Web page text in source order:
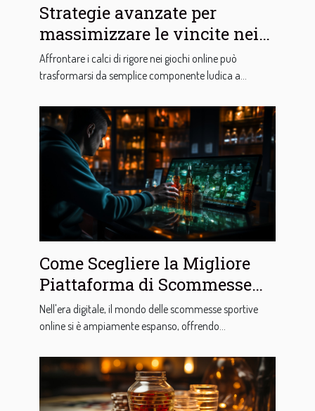
Strategie avanzate per
massimizzare le vincite nei
calci di rigore nei giochi
online
Affrontare i calci di rigore nei giochi online può
trasformarsi da semplice componente ludica a...
Come Scegliere la Migliore
Piattaforma di Scommesse
Sportive Online: Guida per
Principianti
Nell'era digitale, il mondo delle scommesse sportive
online si è ampiamente espanso, offrendo...